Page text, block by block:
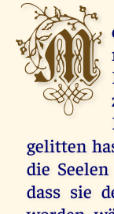
M
gelitten
die
dass sie